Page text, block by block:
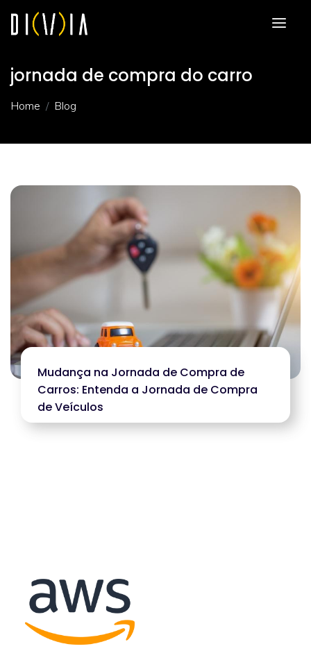
jornada de compra do carro
Home Blog
Mudança na Jornada de Compra de
Carros: Entenda a Jornada de Compra
de Veículos